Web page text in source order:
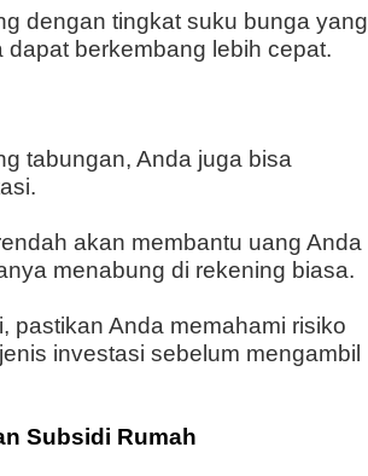
dengan tingkat suku bunga yang
berkembang lebih cepat.
tabungan, Anda juga bisa
akan membantu uang Anda
menabung di rekening biasa.
pastikan Anda memahami risiko
investasi sebelum mengambil
Subsidi Rumah